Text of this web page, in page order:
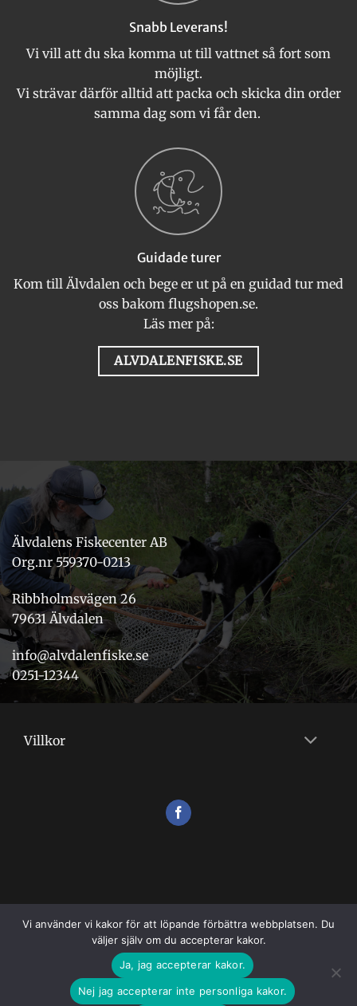
Snabb Leverans!
Vi vill att du ska komma ut till vattnet så fort som
möjligt.
Vi strävar därför alltid att packa och skicka din order
samma dag som vi får den.
Guidade turer
Kom till Älvdalen och bege er ut på en guidad tur med
oss bakom flugshopen.se.
Läs mer på:
ALVDALENFISKE.SE
Älvdalens Fiskecenter AB
Org.nr 559370-0213
Ribbholmsvägen 26
79631 Älvdalen
info@alvdalenfiske.se
0251-12344
Villkor
Copyright 2026 ©Flugshopen
Vi använder vi kakor för att löpande förbättra webbplatsen. Du
väljer själv om du accepterar kakor.
Ja, jag accepterar kakor.
Nej jag accepterar inte personliga kakor.